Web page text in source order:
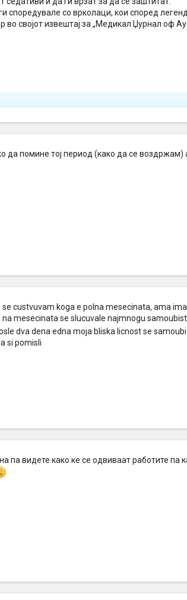
споредувале со врколаци, кои според
својот извештај за „Медикал Џурнал оф
да помине тој период (како да се воздржам)
custvuvam koga e polna mesecinata, ama
mesecinata se slucuvale najmnogu
dva dena edna moja bliska licnost se samoubi
si pomisli
па видете како ке се одвиваат работите па